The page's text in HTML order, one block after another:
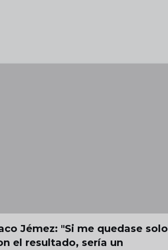
Jémez: "Si me quedase solo
el resultado, sería un